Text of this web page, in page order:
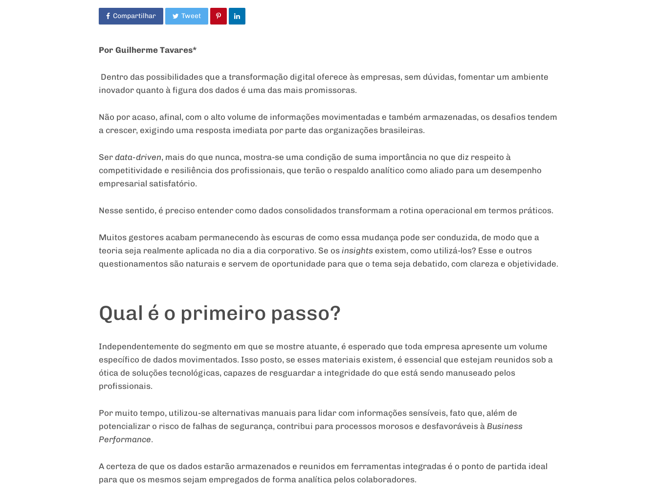
Compartilhar Tweet
Por Guilherme Tavares*
Dentro das possibilidades que a transformação digital oferece às empresas, sem dúvidas, fomentar um ambiente
inovador quanto à figura dos dados é uma das mais promissoras.
Não por acaso, afinal, com o alto volume de informações movimentadas e também armazenadas, os desafios tendem
a crescer, exigindo uma resposta imediata por parte das organizações brasileiras.
Ser data-driven, mais do que nunca, mostra-se uma condição de suma importância no que diz respeito à
competitividade e resiliência dos profissionais, que terão o respaldo analítico como aliado para um desempenho
empresarial satisfatório.
Nesse sentido, é preciso entender como dados consolidados transformam a rotina operacional em termos práticos.
Muitos gestores acabam permanecendo às escuras de como essa mudança pode ser conduzida, de modo que a
teoria seja realmente aplicada no dia a dia corporativo. Se os insights existem, como utilizá-los? Esse e outros
questionamentos são naturais e servem de oportunidade para que o tema seja debatido, com clareza e objetividade.
Qual é o primeiro passo?
Independentemente do segmento em que se mostre atuante, é esperado que toda empresa apresente um volume
específico de dados movimentados. Isso posto, se esses materiais existem, é essencial que estejam reunidos sob a
ótica de soluções tecnológicas, capazes de resguardar a integridade do que está sendo manuseado pelos
profissionais.
Por muito tempo, utilizou-se alternativas manuais para lidar com informações sensíveis, fato que, além de
potencializar o risco de falhas de segurança, contribui para processos morosos e desfavoráveis à Business
Performance.
A certeza de que os dados estarão armazenados e reunidos em ferramentas integradas é o ponto de partida ideal
para que os mesmos sejam empregados de forma analítica pelos colaboradores.